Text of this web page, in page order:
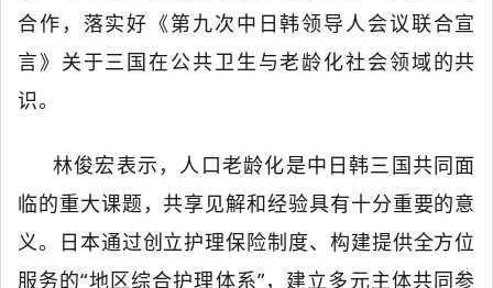
合作，落实好《第九次中日韩领导人会议联合宣
言》关于三国在公共卫生与老龄化社会领域的共
识。
林俊宏表示，人口老龄化是中日韩三国共同面
临的重大课题，共享见解和经验具有十分重要的意
义。日本通过创立护理保险制度、构建提供全方位
服务的“地区综合护理体系”，建立多元主体共同参